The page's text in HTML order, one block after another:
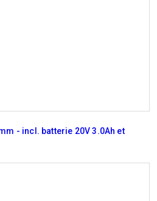
- incl. batterie 20V 3.0Ah et